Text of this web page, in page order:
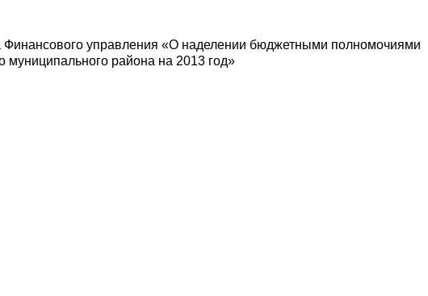
управления «О наделении бюджетными полномочиями
района на 2013 год»